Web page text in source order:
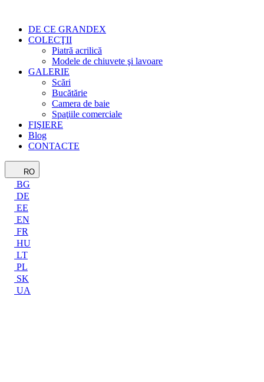
DE CE GRANDEX
COLECŢII
Piatră acrilică
Modele de chiuvete şi lavoare
GALERIE
Scări
Bucătărie
Camera de baie
Spaţiile comerciale
FIŞIERE
Blog
CONTACTE
RO
BG
DE
EE
EN
FR
HU
LT
PL
SK
UA